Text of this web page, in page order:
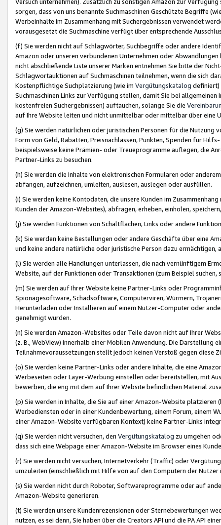
sorgen, dass von uns benannte Suchmaschinen Geschützte Begriffe
Werbeinhalte im Zusammenhang mit Suchergebnissen verwendet
vorausgesetzt die Suchmaschine verfügt über entsprechende
(f) Sie werden nicht auf Schlagwörter, Suchbegriffe oder andere
Amazon oder unseren verbundenen Unternehmen oder
nicht abschließende Liste unserer Marken entnehmen Sie bitte der
Schlagwortauktionen auf Suchmaschinen teilnehmen, wenn die sich
Kostenpflichtige Suchplatzierung (wie im Vergütungskatalog definiert)
Suchmaschinen Links zur Verfügung stellen, damit Sie bei
kostenfreien Suchergebnissen) auftauchen, solange Sie die
auf Ihre Website leiten und nicht unmittelbar oder mittelbar über eine
(g) Sie werden natürlichen oder juristischen Personen für die Nutzung
Form von Geld, Rabatten, Preisnachlässen, Punkten, Spenden für
beispielsweise keine Prämien- oder Treueprogramme auflegen, die
Partner-Links zu besuchen.
(h) Sie werden die Inhalte von elektronischen Formularen oder
abfangen, aufzeichnen, umleiten, auslesen, auslegen oder ausfüllen.
(i) Sie werden keine Kontodaten, die unsere Kunden im
Kunden der Amazon-Websites), abfragen, erheben, einholen,
(j) Sie werden Funktionen von Schaltflächen, Links oder andere
(k) Sie werden keine Bestellungen oder andere Geschäfte über eine
und keine andere natürliche oder juristische Person dazu
(l) Sie werden alle Handlungen unterlassen, die nach vernünftigem
Website, auf der Funktionen oder Transaktionen (zum Beispiel
(m) Sie werden auf Ihrer Website keine Partner-Links oder
Spionagesoftware, Schadsoftware, Computerviren, Würmern,
Herunterladen oder Installieren auf einem Nutzer-Computer oder
genehmigt wurden.
(n) Sie werden Amazon-Websites oder Teile davon nicht auf Ihrer
(z. B., WebView) innerhalb einer Mobilen Anwendung. Die Darstellung
Teilnahmevoraussetzungen stellt jedoch keinen Verstoß gegen diese
(o) Sie werden keine Partner-Links oder andere Inhalte, die eine
Werbeseiten oder Layer-Werbung einstellen oder bereitstellen, mit
bewerben, die eng mit dem auf Ihrer Website befindlichen Material
(p) Sie werden in Inhalte, die Sie auf einer Amazon-Website
Werbediensten oder in einer Kundenbewertung, einem Forum, einem
einer Amazon-Website verfügbaren Kontext) keine Partner-Links
(q) Sie werden nicht versuchen, den Vergütungskatalog zu umgehen
dass sich eine Webpage einer Amazon-Website im Browser eines
(r) Sie werden nicht versuchen, Internetverkehr (Traffic) oder
umzuleiten (einschließlich mit Hilfe von auf den Computern der
(s) Sie werden nicht durch Roboter, Softwareprogramme oder auf
Amazon-Website generieren.
(t) Sie werden unsere Kundenrezensionen oder Sternebewertungen
nutzen, es sei denn, Sie haben über die Creators API und die PA API